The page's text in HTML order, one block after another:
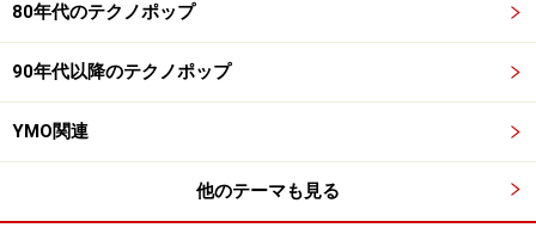
80年代のテクノポップ
90年代以降のテクノポップ
YMO関連
他のテーマも見る